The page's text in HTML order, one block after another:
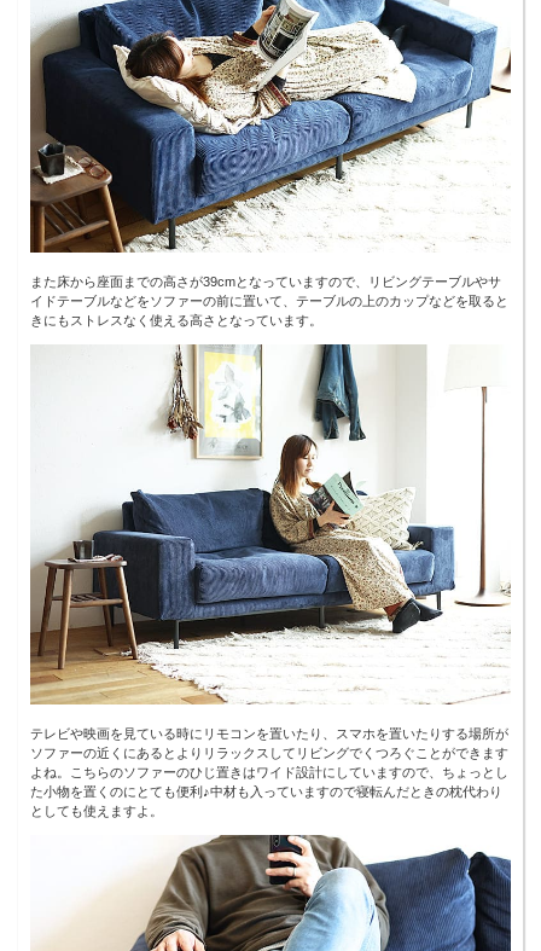
また床から座面までの高さが39cmとなっていますので、リビングテーブルやサ
イドテーブルなどをソファーの前に置いて、テーブルの上のカップなどを取ると
きにもストレスなく使える高さとなっています。
テレビや映画を見ている時にリモコンを置いたり、スマホを置いたりする場所が
ソファーの近くにあるとよりリラックスしてリビングでくつろぐことができます
よね。こちらのソファーのひじ置きはワイド設計にしていますので、ちょっとし
た小物を置くのにとても便利♪中材も入っていますので寝転んだときの枕代わり
としても使えますよ。